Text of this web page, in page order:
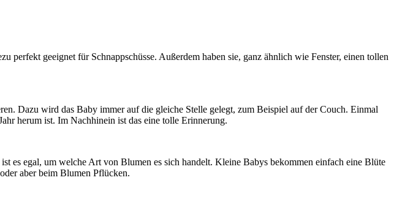
geeignet für Schnappschüsse. Außerdem haben sie, ganz ähnlich wie Fenster, einen tollen
Dazu wird das Baby immer auf die gleiche Stelle gelegt, zum Beispiel auf der Couch. Einmal
herum ist. Im Nachhinein ist das eine tolle Erinnerung.
egal, um welche Art von Blumen es sich handelt. Kleine Babys bekommen einfach eine Blüte
aber beim Blumen Pflücken.